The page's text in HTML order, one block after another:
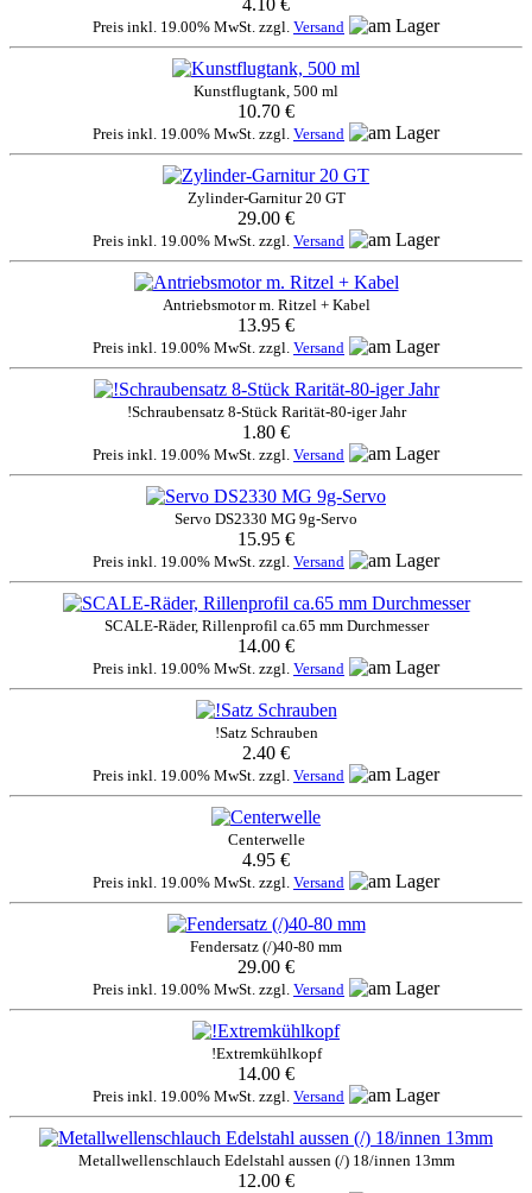
4.10 €
Preis inkl. 19.00% MwSt. zzgl. Versand
Kunstflugtank, 500 ml
10.70 €
Preis inkl. 19.00% MwSt. zzgl. Versand
Zylinder-Garnitur 20 GT
29.00 €
Preis inkl. 19.00% MwSt. zzgl. Versand
Antriebsmotor m. Ritzel + Kabel
13.95 €
Preis inkl. 19.00% MwSt. zzgl. Versand
!Schraubensatz 8-Stück Rarität-80-iger Jahr
1.80 €
Preis inkl. 19.00% MwSt. zzgl. Versand
Servo DS2330 MG 9g-Servo
15.95 €
Preis inkl. 19.00% MwSt. zzgl. Versand
SCALE-Räder, Rillenprofil ca.65 mm Durchmesser
14.00 €
Preis inkl. 19.00% MwSt. zzgl. Versand
!Satz Schrauben
2.40 €
Preis inkl. 19.00% MwSt. zzgl. Versand
Centerwelle
4.95 €
Preis inkl. 19.00% MwSt. zzgl. Versand
Fendersatz (/)40-80 mm
29.00 €
Preis inkl. 19.00% MwSt. zzgl. Versand
!Extremkühlkopf
14.00 €
Preis inkl. 19.00% MwSt. zzgl. Versand
Metallwellenschlauch Edelstahl aussen (/) 18/innen 13mm
12.00 €